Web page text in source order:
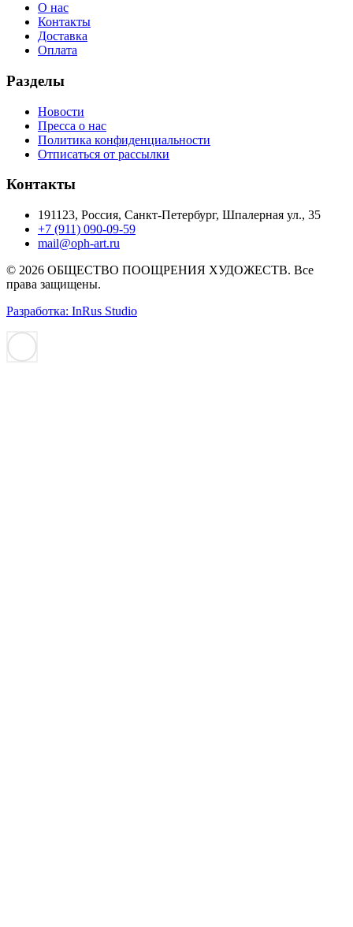
О нас
Контакты
Доставка
Оплата
Разделы
Новости
Пресса о нас
Политика конфиденциальности
Отписаться от рассылки
Контакты
191123, Россия, Санкт-Петербург, Шпалерная ул., 35
+7 (911) 090-09-59
mail@oph-art.ru
© 2026 ОБЩЕСТВО ПООЩРЕНИЯ ХУДОЖЕСТВ. Все
права защищены.
Разработка: InRus Studio